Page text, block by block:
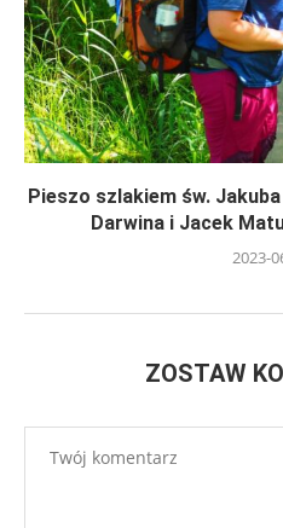
Pieszo szlakiem św.
Darwina i Jacek
2023-
ZOSTAW